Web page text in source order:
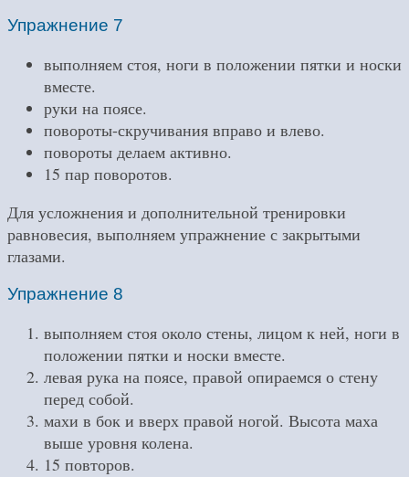
Упражнение 7
выполняем стоя, ноги в положении пятки и носки
вместе.
руки на поясе.
повороты-скручивания вправо и влево.
повороты делаем активно.
15 пар поворотов.
Для усложнения и дополнительной тренировки
равновесия, выполняем упражнение с закрытыми
глазами.
Упражнение 8
выполняем стоя около стены, лицом к ней, ноги в
положении пятки и носки вместе.
левая рука на поясе, правой опираемся о стену
перед собой.
махи в бок и вверх правой ногой. Высота маха
выше уровня колена.
15 повторов.